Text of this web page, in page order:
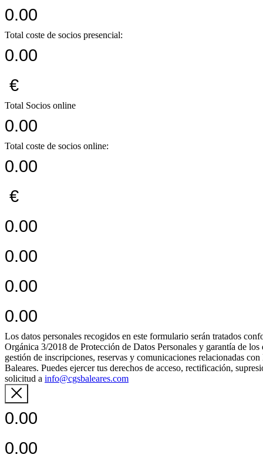
0.00
Total coste de socios presencial:
0.00
€
Total Socios online
0.00
Total coste de socios online:
0.00
€
0.00
0.00
0.00
0.00
Los datos personales recogidos en este formulario serán tratados
Orgánica 3/2018 de Protección de Datos Personales y garantía de
gestión de inscripciones, reservas y comunicaciones relacionadas
Baleares. Puedes ejercer tus derechos de acceso, rectificación,
solicitud a info@cgsbaleares.com
0.00
0.00